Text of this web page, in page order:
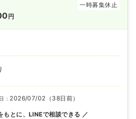
一時募集休止
円
： 2026/07/02（38日前）
もとに、LINEで相談できる